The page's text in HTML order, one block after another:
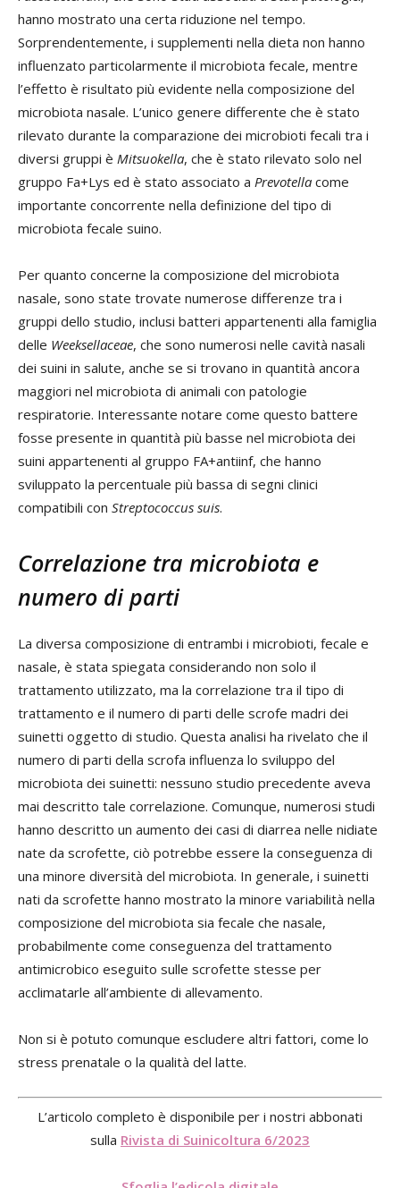
hanno mostrato una certa riduzione nel tempo.
Sorprendentemente, i supplementi nella dieta non hanno
influenzato particolarmente il microbiota fecale, mentre
l’effetto è risultato più evidente nella composizione del
microbiota nasale. L’unico genere differente che è stato
rilevato durante la comparazione dei microbioti fecali tra i
diversi gruppi è Mitsuokella, che è stato rilevato solo nel
gruppo Fa+Lys ed è stato associato a Prevotella come
importante concorrente nella definizione del tipo di
microbiota fecale suino.
Per quanto concerne la composizione del microbiota
nasale, sono state trovate numerose differenze tra i
gruppi dello studio, inclusi batteri appartenenti alla famiglia
delle Weeksellaceae, che sono numerosi nelle cavità nasali
dei suini in salute, anche se si trovano in quantità ancora
maggiori nel microbiota di animali con patologie
respiratorie. Interessante notare come questo battere
fosse presente in quantità più basse nel microbiota dei
suini appartenenti al gruppo FA+antiinf, che hanno
sviluppato la percentuale più bassa di segni clinici
compatibili con Streptococcus suis.
Correlazione tra microbiota e
numero di parti
La diversa composizione di entrambi i microbioti, fecale e
nasale, è stata spiegata considerando non solo il
trattamento utilizzato, ma la correlazione tra il tipo di
trattamento e il numero di parti delle scrofe madri dei
suinetti oggetto di studio. Questa analisi ha rivelato che il
numero di parti della scrofa influenza lo sviluppo del
microbiota dei suinetti: nessuno studio precedente aveva
mai descritto tale correlazione. Comunque, numerosi studi
hanno descritto un aumento dei casi di diarrea nelle nidiate
nate da scrofette, ciò potrebbe essere la conseguenza di
una minore diversità del microbiota. In generale, i suinetti
nati da scrofette hanno mostrato la minore variabilità nella
composizione del microbiota sia fecale che nasale,
probabilmente come conseguenza del trattamento
antimicrobico eseguito sulle scrofette stesse per
acclimatarle all’ambiente di allevamento.
Non si è potuto comunque escludere altri fattori, come lo
stress prenatale o la qualità del latte.
L’articolo completo è disponibile per i nostri abbonati
sulla Rivista di Suinicoltura 6/2023